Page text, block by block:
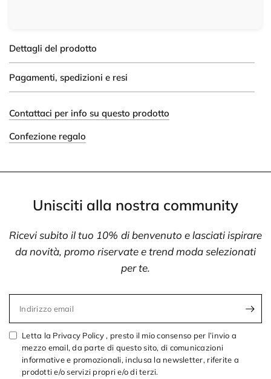
Dettagli del prodotto
Pagamenti, spedizioni e resi
Contattaci per info su questo prodotto
Confezione regalo
Unisciti alla nostra community
Ricevi subito il tuo 10% di benvenuto e lasciati ispirare
da novità, promo riservate e trend moda selezionati
per te.
Indirizzo email
Letta la Privacy Policy , presto il mio consenso per l’invio a
mezzo email, da parte di questo sito, di comunicazioni
informative e promozionali, inclusa la newsletter, riferite a
prodotti e/o servizi propri e/o di terzi.